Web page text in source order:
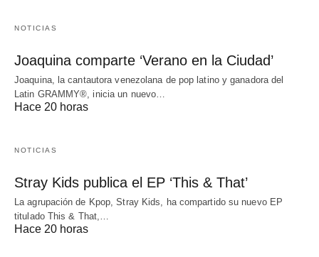
NOTICIAS
Joaquina comparte ‘Verano en la Ciudad’
Joaquina, la cantautora venezolana de pop latino y ganadora del
Latin GRAMMY®, inicia un nuevo…
Hace 20 horas
NOTICIAS
Stray Kids publica el EP ‘This & That’
La agrupación de Kpop, Stray Kids, ha compartido su nuevo EP
titulado This & That,…
Hace 20 horas